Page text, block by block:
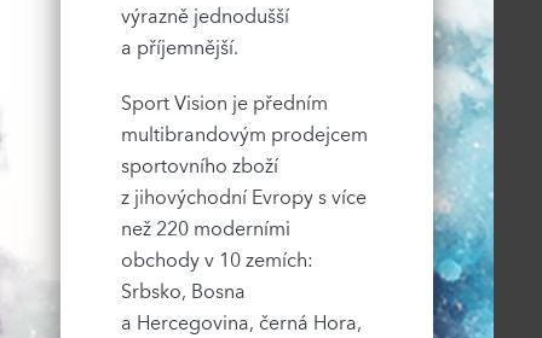
výrazně jednodušší
a příjemnější.
Sport Vision je předním
multibrandovým prodejcem
sportovního zboží
z jihovýchodní Evropy s více
než 220 moderními
obchody v 10 zemích:
Srbsko, Bosna
a Hercegovina, černá Hora,